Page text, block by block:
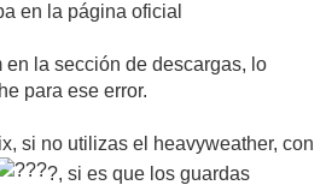
en la página oficial
en la sección de descargas, lo
para ese error.
si no utilizas el heavyweather, con
?, si es que los guardas